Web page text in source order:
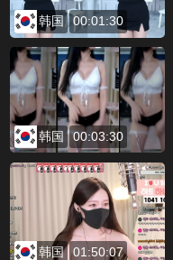
韩国 00:01:30
韩国 00:03:30
韩国 01:50:07